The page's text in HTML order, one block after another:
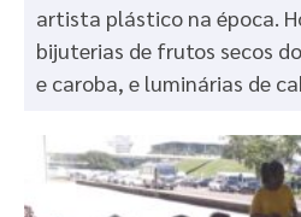
artista plástico na época.
bijuterias de frutos secos
e caroba, e luminárias de